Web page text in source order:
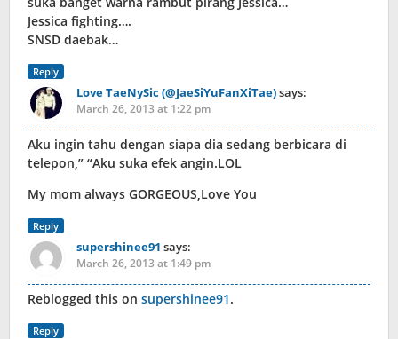
Jessica fighting….
SNSD daebak…
Reply
Love TaeNySic (@JaeSiYuFanXiTae)says:
March 26, 2013 at 1:22 pm
Aku ingin tahu dengan siapa dia sedang berbicara di
telepon,” “Aku suka efek angin.LOL
My mom always GORGEOUS,Love You
Reply
supershinee91 says:
March 26, 2013 at 1:49 pm
Reblogged this on supershinee91.
Reply